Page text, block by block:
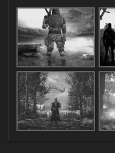
Stalker-Mods-
Доступно только для
04.08.2026
Объединенный Пак
STCoP WP 3.4
Stalker-Mods-